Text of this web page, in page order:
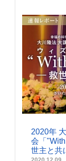
2020年
会「
世主と共